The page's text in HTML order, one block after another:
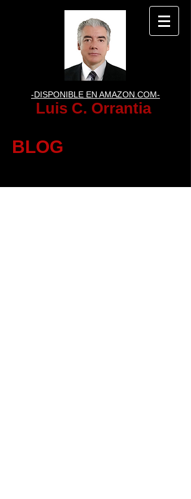
-DISPONIBLE EN AMAZON.COM-
Luis C. Orrantia
BLOG